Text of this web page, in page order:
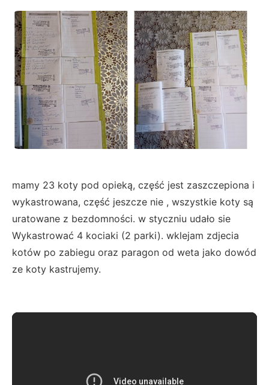
mamy 23 koty pod opieką, część jest zaszczepiona i
wykastrowana, część jeszcze nie , wszystkie koty są
uratowane z bezdomności. w styczniu udało sie
Wykastrować 4 kociaki (2 parki). wklejam zdjecia
kotów po zabiegu oraz paragon od weta jako dowód
ze koty kastrujemy.